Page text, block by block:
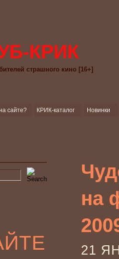
КРИК
страшного кино [16+]
сайте? КРИК-каталог Новинки
на
21